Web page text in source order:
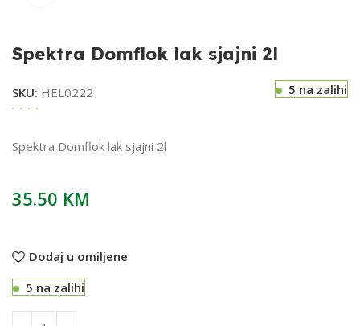
Spektra Domflok lak sjajni 2l
SKU: HEL0222 5 na zalihi
Spektra Domflok lak sjajni 2l
35.50 KM
Dodaj u omiljene
5 na zalihi